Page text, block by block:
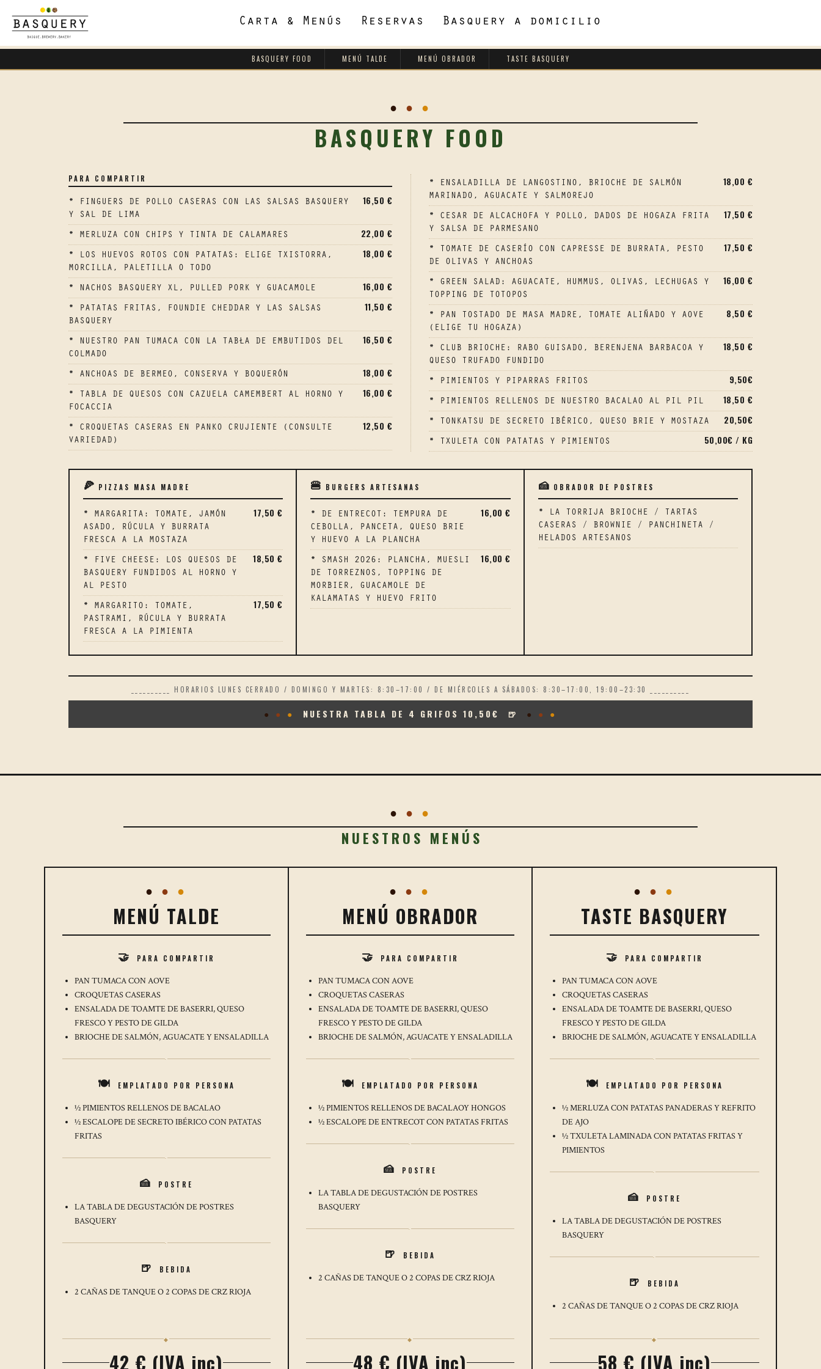
Carta & Menús Reservas Basquery a domicilio
BASQUERY FOOD MENÚ TALDE MENÚ OBRADOR TASTE BASQUERY
● ● ●
BASQUERY FOOD
PARA COMPARTIR
* FINGUERS DE POLLO CASERAS CON LAS SALSAS BASQUERY
Y SAL DE LIMA
16,50 €
* MERLUZA CON CHIPS Y TINTA DE CALAMARES 22,00 €
* LOS HUEVOS ROTOS CON PATATAS: ELIGE TXISTORRA,
MORCILLA, PALETILLA O TODO
18,00 €
* NACHOS BASQUERY XL, PULLED PORK Y GUACAMOLE 16,00 €
* PATATAS FRITAS, FOUNDIE CHEDDAR Y LAS SALSAS
BASQUERY
11,50 €
* NUESTRO PAN TUMACA CON LA TABŁA DE EMBUTIDOS DEL
COLMADO
16,50 €
* ANCHOAS DE BERMEO, CONSERVA Y BOQUERÓN 18,00 €
* TABLA DE QUESOS CON CAZUELA CAMEMBERT AL HORNO Y
FOCACCIA
16,00 €
* CROQUETAS CASERAS EN PANKO CRUJIENTE (CONSULTE
VARIEDAD)
12,50 €
* ENSALADILLA DE LANGOSTINO, BRIOCHE DE SALMÓN
MARINADO, AGUACATE Y SALMOREJO
18,00 €
* CESAR DE ALCACHOFA Y POLLO, DADOS DE HOGAZA FRITA
Y SALSA DE PARMESANO
17,50 €
* TOMATE DE CASERÍO CON CAPRESSE DE BURRATA, PESTO
DE OLIVAS Y ANCHOAS
17,50 €
* GREEN SALAD: AGUACATE, HUMMUS, OLIVAS, LECHUGAS Y
TOPPING DE TOTOPOS
16,00 €
* PAN TOSTADO DE MASA MADRE, TOMATE ALIÑADO Y AOVE
(ELIGE TU HOGAZA)
8,50 €
* CLUB BRIOCHE: RABO GUISADO, BERENJENA BARBACOA Y
QUESO TRUFADO FUNDIDO
18,50 €
* PIMIENTOS Y PIPARRAS FRITOS 9,50€
* PIMIENTOS RELLENOS DE NUESTRO BACALAO AL PIL PIL 18,50 €
* TONKATSU DE SECRETO IBÉRICO, QUESO BRIE Y MOSTAZA 20,50€
* TXULETA CON PATATAS Y PIMIENTOS 50,00€ / KG
🍕 PIZZAS MASA MADRE
* MARGARITA: TOMATE, JAMÓN
ASADO, RÚCULA Y BURRATA
FRESCA A LA MOSTAZA
17,50 €
* FIVE CHEESE: LOS QUESOS DE
BASQUERY FUNDIDOS AL HORNO Y
AL PESTO
18,50 €
* MARGARITO: TOMATE,
PASTRAMI, RÚCULA Y BURRATA
FRESCA A LA PIMIENTA
17,50 €
🍔 BURGERS ARTESANAS
* DE ENTRECOT: TEMPURA DE
CEBOLLA, PANCETA, QUESO BRIE
Y HUEVO A LA PLANCHA
16,00 €
* SMASH 2026: PLANCHA, MUESLI
DE TORREZNOS, TOPPING DE
MORBIER, GUACAMOLE DE
KALAMATAS Y HUEVO FRITO
16,00 €
🍰 OBRADOR DE POSTRES
* LA TORRIJA BRIOCHE / TARTAS
CASERAS / BROWNIE / PANCHINETA /
HELADOS ARTESANOS
__________ HORARIOS LUNES CERRADO / DOMINGO Y MARTES: 8:30–17:00 / DE MIÉRCOLES A SÁBADOS: 8:30–17:00, 19:00–23:30 __________
● ● ● NUESTRA TABLA DE 4 GRIFOS 10,50€ 🍺 ● ● ●
● ● ●
NUESTROS MENÚS
● ● ●
MENÚ TALDE
🤝 PARA COMPARTIR
PAN TUMACA CON AOVE
CROQUETAS CASERAS
ENSALADA DE TOAMTE DE BASERRI, QUESO
FRESCO Y PESTO DE GILDA
BRIOCHE DE SALMÓN, AGUACATE Y ENSALADILLA
·
🍽 EMPLATADO POR PERSONA
½ PIMIENTOS RELLENOS DE BACALAO
½ ESCALOPE DE SECRETO IBÉRICO CON PATATAS
FRITAS
·
🍰 POSTRE
LA TABLA DE DEGUSTACIÓN DE POSTRES
BASQUERY
·
🍺 BEBIDA
2 CAÑAS DE TANQUE O 2 COPAS DE CRZ RIOJA
◆
42 € (IVA inc)
● ● ●
MENÚ OBRADOR
🤝 PARA COMPARTIR
PAN TUMACA CON AOVE
CROQUETAS CASERAS
ENSALADA DE TOAMTE DE BASERRI, QUESO
FRESCO Y PESTO DE GILDA
BRIOCHE DE SALMÓN, AGUACATE Y ENSALADILLA
·
🍽 EMPLATADO POR PERSONA
½ PIMIENTOS RELLENOS DE BACALAOY HONGOS
½ ESCALOPE DE ENTRECOT CON PATATAS FRITAS
·
🍰 POSTRE
LA TABLA DE DEGUSTACIÓN DE POSTRES
BASQUERY
·
🍺 BEBIDA
2 CAÑAS DE TANQUE O 2 COPAS DE CRZ RIOJA
◆
48 € (IVA inc)
● ● ●
TASTE BASQUERY
🤝 PARA COMPARTIR
PAN TUMACA CON AOVE
CROQUETAS CASERAS
ENSALADA DE TOAMTE DE BASERRI, QUESO
FRESCO Y PESTO DE GILDA
BRIOCHE DE SALMÓN, AGUACATE Y ENSALADILLA
·
🍽 EMPLATADO POR PERSONA
½ MERLUZA CON PATATAS PANADERAS Y REFRITO
DE AJO
½ TXULETA LAMINADA CON PATATAS FRITAS Y
PIMIENTOS
·
🍰 POSTRE
LA TABLA DE DEGUSTACIÓN DE POSTRES
BASQUERY
·
🍺 BEBIDA
2 CAÑAS DE TANQUE O 2 COPAS DE CRZ RIOJA
◆
58 € (IVA inc)